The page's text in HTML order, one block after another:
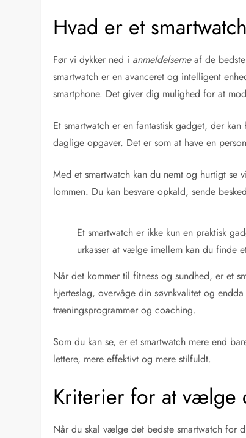
Hvad er et
Før vi dykker ned i anmeldelserneaf de bedste
smartwatch er en avanceret og intelligent
smartphone. Det giver dig mulighed for at
Et smartwatch er en fantastisk gadget, der
daglige opgaver. Det er som at have en
Med et smartwatch kan du nemt og hurtigt
lommen. Du kan besvare opkald, sende
Et smartwatch er ikke kun en praktisk
urkasser at vælge imellem kan du finde
Når det kommer til fitness og sundhed, er et
hjerteslag, overvåge din søvnkvalitet og
træningsprogrammer og coaching.
Som du kan se, er et smartwatch mere end
lettere, mere effektivt og mere stilfuldt.
Kriterier for at vælge
Når du skal vælge det bedste smartwatch for